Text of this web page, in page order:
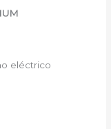
eléctrico